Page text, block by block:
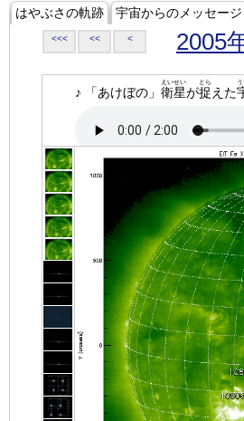
はやぶさの軌跡 宇宙からのメッセージ
<<< << < 2005
♪ 「あけぼの」 衛星
えいせい
が捉
とら
えた
う